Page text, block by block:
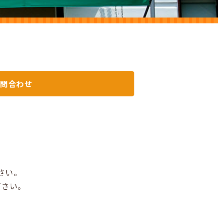
合わせ
。
い。